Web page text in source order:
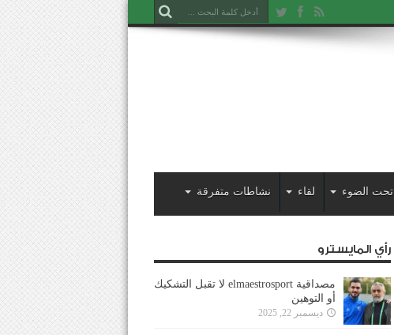
تحت الضوء لقاء نشاطات متفرقة
رأي المايسترو
مصداقية elmaestrosport لا تقبل التشكيك
أو التوهين
ديسمبر 22, 2025